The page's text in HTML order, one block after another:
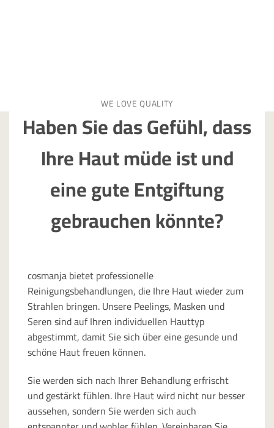
WE LOVE QUALITY
Haben Sie das Gefühl, dass
Ihre Haut müde ist und
eine gute Entgiftung
gebrauchen könnte?
cosmanja bietet professionelle
Reinigungsbehandlungen, die Ihre Haut wieder zum
Strahlen bringen. Unsere Peelings, Masken und
Seren sind auf Ihren individuellen Hauttyp
abgestimmt, damit Sie sich über eine gesunde und
schöne Haut freuen können.
Sie werden sich nach Ihrer Behandlung erfrischt
und gestärkt fühlen. Ihre Haut wird nicht nur besser
aussehen, sondern Sie werden sich auch